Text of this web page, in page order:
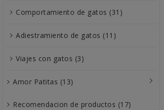
Comportamiento de gatos (31)
Adiestramiento de gatos (11)
Viajes con gatos (3)
Amor Patitas (13)
Recomendacion de productos (17)